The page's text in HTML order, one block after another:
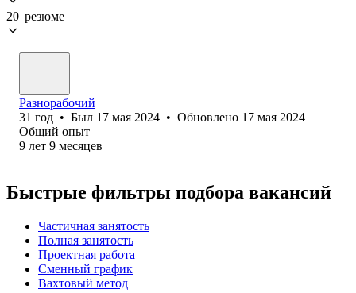
20 резюме
Разнорабочий
31 год • Был 17 мая 2024 • Обновлено 17 мая 2024
Общий опыт
9 лет 9 месяцев
Быстрые фильтры подбора вакансий
Частичная занятость
Полная занятость
Проектная работа
Сменный график
Вахтовый метод